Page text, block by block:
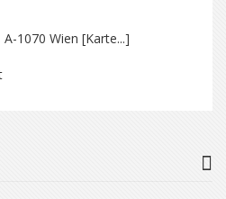
1070 Wien [Karte...]